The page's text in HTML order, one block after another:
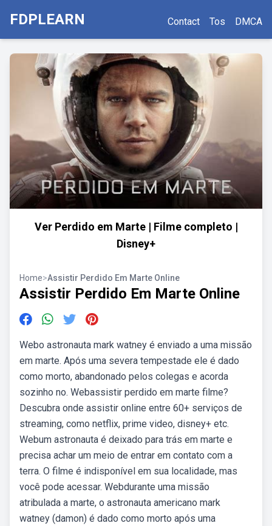
FDPLEARN Contact Tos DMCA
Ver Perdido em Marte | Filme completo |
Disney+
Home>Assistir Perdido Em Marte Online
Assistir Perdido Em Marte Online
Webo astronauta mark watney é enviado a uma missão
em marte. Após uma severa tempestade ele é dado
como morto, abandonado pelos colegas e acorda
sozinho no. Webassistir perdido em marte filme?
Descubra onde assistir online entre 60+ serviços de
streaming, como netflix, prime video, disney+ etc.
Webum astronauta é deixado para trás em marte e
precisa achar um meio de entrar em contato com a
terra. O filme é indisponível em sua localidade, mas
você pode acessar. Webdurante uma missão
atribulada a marte, o astronauta americano mark
watney (damon) é dado como morto após uma